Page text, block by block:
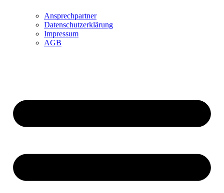
Ansprechpartner
Datenschutzerklärung
Impressum
AGB